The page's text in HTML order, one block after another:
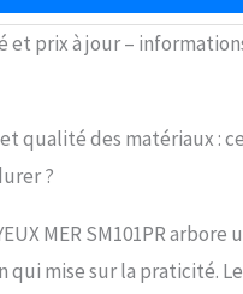
et étanche. Cela empêche
l'eau de pénétrer à l'intérieur
sur la surface de contact et vous
fond marin. Après une
le masque anti-buée YEUX MER
nouvelle technologie anti-buée
résout efficacement le
par la différence de
et prix à jour –
qualité des matériaux :
?
MER SM101PR arbore
qui mise sur la praticité.